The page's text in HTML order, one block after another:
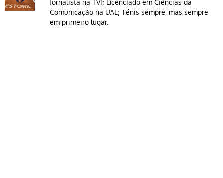
Jornalista na TVI; Licenciado em Ciências da
Comunicação na UAL; Ténis sempre, mas sempre
em primeiro lugar.